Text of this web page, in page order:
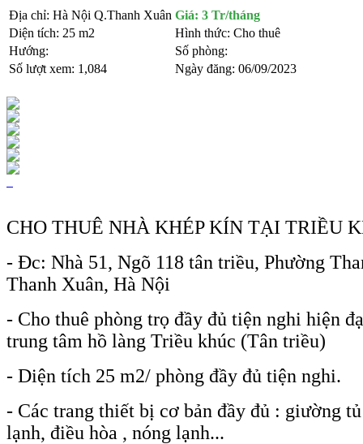
Địa chỉ: Hà Nội Q.Thanh Xuân Giá: 3 Tr/tháng
Diện tích: 25 m2 Hình thức: Cho thuê
Hướng:
Số phòng:
Số lượt xem: 1,084 Ngày đăng: 06/09/2023
CHO THUÊ NHÀ KHÉP KÍN TẠI TRIỀU
- Đc: Nhà 51, Ngõ 118 tân triều, Phường
Thanh Xuân, Hà Nội
- Cho thuê phòng trọ đầy đủ tiện nghi hiện
trung tâm hồ làng Triều khúc (Tân triều)
- Diện tích 25 m2/ phòng đầy đủ tiện nghi.
- Các trang thiết bị cơ bản đầy đủ : giường
lạnh, điều hòa , nóng lạnh...